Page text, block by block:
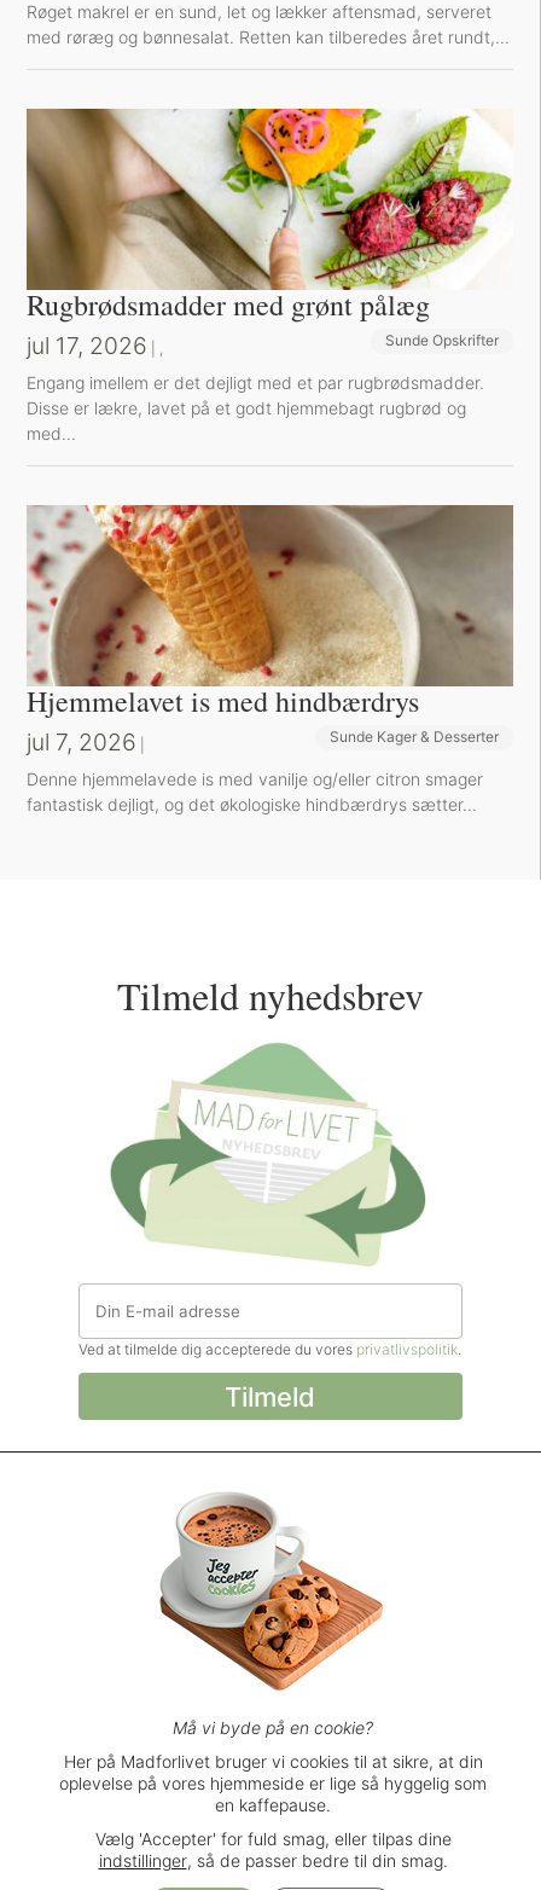
Røget makrel er en sund, let og lækker aftensmad, serveret
med røræg og bønnesalat. Retten kan tilberedes året rundt,...
Rugbrødsmadder med grønt pålæg
jul 17, 2026 Sund Aftensmad
, Sunde Opskrifter
Engang imellem er det dejligt med et par rugbrødsmadder.
Disse er lækre, lavet på et godt hjemmebagt rugbrød og
med...
Hjemmelavet is med hindbærdrys
jul 7, 2026 Sunde Kager & Desserter
Denne hjemmelavede is med vanilje og/eller citron smager
fantastisk dejligt, og det økologiske hindbærdrys sætter...
Tilmeld nyhedsbrev
Ved at tilmelde dig accepterede du vores privatlivspolitik.
© Madforlivet.com, 2000–2025. Alle
rettigheder forbeholdt.
øvrigt materiale må kun gengives med
tilladelse fra Sophia Helse ApS.
Spørgsmål eller kommentarer?
support@madforlivet.com
Brugerbetingelser
Privatlivspolitik
Handelsbetingelser
Må vi byde på en cookie?
Her på Madforlivet bruger vi cookies til at sikre, at din
oplevelse på vores hjemmeside er lige så hyggelig som
en kaffepause.
Vælg 'Accepter' for fuld smag, eller tilpas dine
indstillinger, så de passer bedre til din smag.